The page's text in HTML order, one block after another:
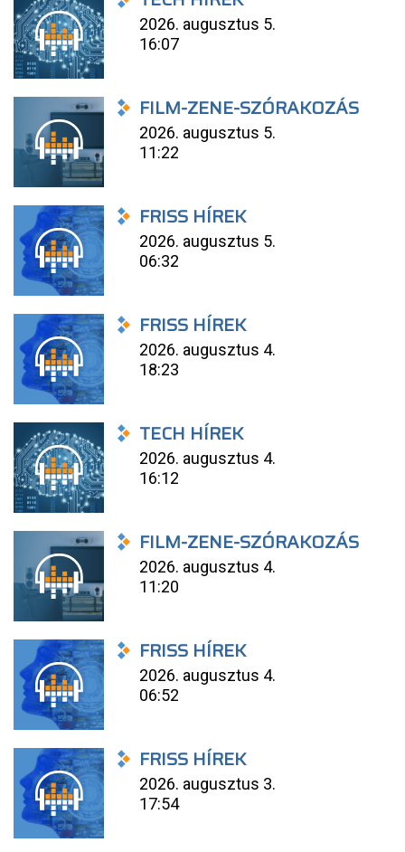
2026. augusztus 5.
16:07
FILM-ZENE-SZÓRAKOZÁS
2026. augusztus 5.
11:22
FRISS HÍREK
2026. augusztus 5.
06:32
FRISS HÍREK
2026. augusztus 4.
18:23
TECH HÍREK
2026. augusztus 4.
16:12
FILM-ZENE-SZÓRAKOZÁS
2026. augusztus 4.
11:20
FRISS HÍREK
2026. augusztus 4.
06:52
FRISS HÍREK
2026. augusztus 3.
17:54